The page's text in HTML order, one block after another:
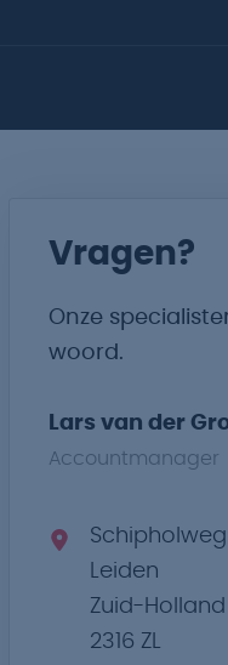
Vragen?
Onze
woord.
Lars van der
Accountmanager
Leiden
Zuid-Holland
2316 ZL